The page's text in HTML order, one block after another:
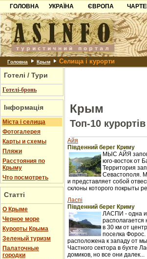
ГОЛОВНА
УКРАЇНА
Карпати
Азов
Причорноморря
Шацьк
ЄВРОПА
Чорногорія
Хорватія
Болгарія
Албанія
Головна Крым Селища і курорти
Готелі / Тури
Готелі-бронь
Інформація
Міста і селища
Фотогалерея
Карты и схемы
Пляжи
Расстояния по
Крыму
Что посмотреть
Статті
О Крыме
Черное море
Курорты Крыма
Зеленый туризм
Палаточные
городки
Крым
Топ-10
Айя
Південний берег Криму
МЫС АЙЯ
юго-восток от
Территория
Севастополя.
и представляет собой
склоны которого покрыты
Ласпі
Південний берег Криму
ЛАСПИ - одна
в 30 км от
поселка
расположена к западу от
Частного сектора в бухте
домиков, но все они далек...